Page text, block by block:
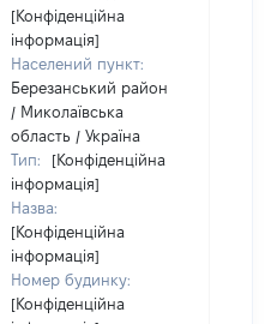
[Конфіденційна
інформація]
Населений пункт:
Березанський район
/ Миколаївська
область / Україна
Тип:
[Конфіденційна
інформація]
Назва:
[Конфіденційна
інформація]
Номер будинку:
[Конфіденційна